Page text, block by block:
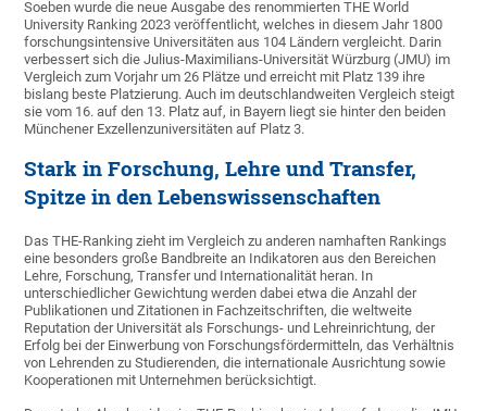
Soeben wurde die neue Ausgabe des renommierten THE World
University Ranking 2023 veröffentlicht, welches in diesem Jahr 1800
forschungsintensive Universitäten aus 104 Ländern vergleicht. Darin
verbessert sich die Julius-Maximilians-Universität Würzburg (JMU) im
Vergleich zum Vorjahr um 26 Plätze und erreicht mit Platz 139 ihre
bislang beste Platzierung. Auch im deutschlandweiten Vergleich steigt
sie vom 16. auf den 13. Platz auf, in Bayern liegt sie hinter den beiden
Münchener Exzellenzuniversitäten auf Platz 3.
Stark in Forschung, Lehre und Transfer,
Spitze in den Lebenswissenschaften
Das THE-Ranking zieht im Vergleich zu anderen namhaften Rankings
eine besonders große Bandbreite an Indikatoren aus den Bereichen
Lehre, Forschung, Transfer und Internationalität heran. In
unterschiedlicher Gewichtung werden dabei etwa die Anzahl der
Publikationen und Zitationen in Fachzeitschriften, die weltweite
Reputation der Universität als Forschungs- und Lehreinrichtung, der
Erfolg bei der Einwerbung von Forschungsfördermitteln, das Verhältnis
von Lehrenden zu Studierenden, die internationale Ausrichtung sowie
Kooperationen mit Unternehmen berücksichtigt.